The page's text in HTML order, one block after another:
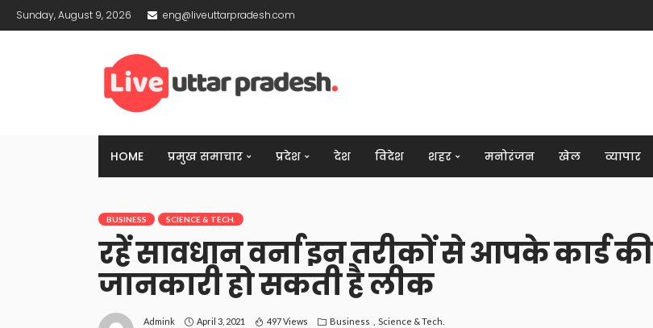
Sunday, August 9, 2026 eng@liveuttarpradesh.com
HOME प्रमुख समाचार प्रदेश देश विदेश शहर मनोरंजन खेल व्यापार
BUSINESS SCIENCE & TECH.
रहें सावधान वर्ना इन तरीकों से आपके कार्ड की
जानकारी हो सकती है लीक
Admink April 3, 2021 497 Views Business Science & Tech.